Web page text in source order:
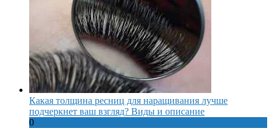
Какая толщина ресниц для наращивания лучше
подчеркнет ваш взгляд? Виды и описание
0